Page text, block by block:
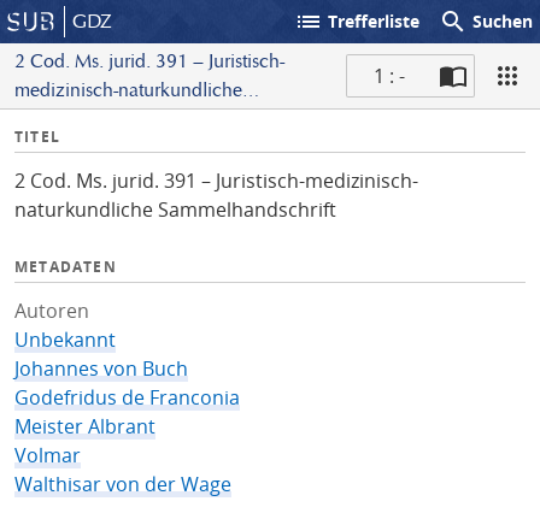
GDZ list Trefferliste search Suchen
2 Cod. Ms. jurid. 391 – Juristisch-
medizinisch-naturkundliche
1 : -
I
f
o
TITEL
2 Cod. Ms. jurid. 391 – Juristisch-medizinisch-
naturkundliche Sammelhandschrift
METADATEN
Autoren
Unbekannt
Johannes von Buch
Godefridus de Franconia
Meister Albrant
Volmar
Walthisar von der Wage